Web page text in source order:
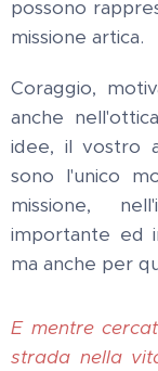
possono
missione artica.
Coraggio,
anche
idee, il vostro
sono l'unico
missione,
importante ed
ma anche per
E mentre
strada nella